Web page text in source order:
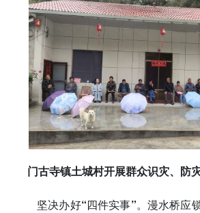
门古寺镇土城村开展群众识灾、防
坚决办好“四件实事”。漫水桥应